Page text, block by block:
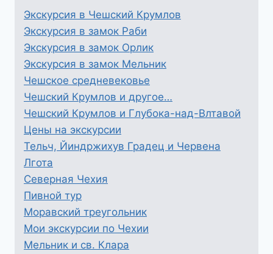
Экскурсия в Чешский Крумлов
Экскурсия в замок Раби
Экскурсия в замок Орлик
Экскурсия в замок Мельник
Чешское средневековье
Чешский Крумлов и другое…
Чешский Крумлов и Глубока-над-Влтавой
Цены на экскурсии
Тельч, Йиндржихув Градец и Червена
Лгота
Северная Чехия
Пивной тур
Моравский треугольник
Мои экскурсии по Чехии
Мельник и св. Клара